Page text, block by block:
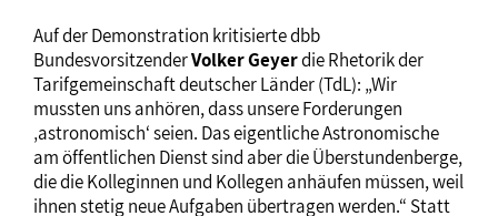
Auf der Demonstration kritisierte dbb
BundesvorsitzenderVolker Geyerdie Rhetorik der
Tarifgemeinschaft deutscher Länder (TdL): „Wir
mussten uns anhören, dass unsere Forderungen
‚astronomisch‘ seien. Das eigentliche Astronomische
am öffentlichen Dienst sind aber die Überstundenberge,
die die Kolleginnen und Kollegen anhäufen müssen, weil
ihnen stetig neue Aufgaben übertragen werden.“ Statt